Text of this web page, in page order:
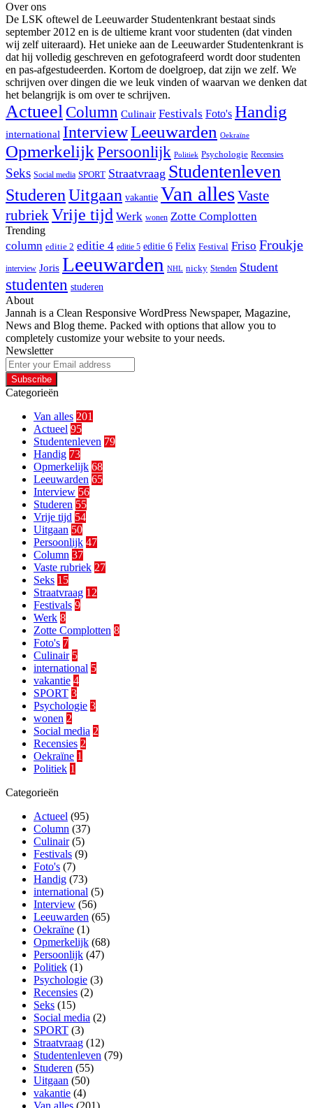
Over ons
De LSK oftewel de Leeuwarder Studentenkrant bestaat sinds
september 2012 en is de ultieme krant voor studenten (dat vinden
wij zelf uiteraard). Het unieke aan de Leeuwarder Studentenkrant is
dat hij volledig geschreven en gefotografeerd wordt door studenten
en pas-afgestudeerden. Kortom de doelgroep, dat zijn we zelf. We
schrijven over dingen die we leuk vinden of waarvan we denken dat
het belangrijk is om over te schrijven.
Actueel Column Culinair Festivals Foto's Handig
international InterviewLeeuwarden Oekraïne
OpmerkelijkPersoonlijk Politiek Psychologie Recensies
Seks Social media SPORT Straatvraag Studentenleven
StuderenUitgaan vakantie Van allesVaste
rubriekVrije tijd Werk wonen Zotte Complotten
Trending
column editie 2 editie 4 editie 5 editie 6 Felix Festival Friso Froukje
interview Joris Leeuwarden NHL nicky Stenden Student
studenten studeren
About
Jannah is a Clean Responsive WordPress Newspaper, Magazine,
News and Blog theme. Packed with options that allow you to
completely customize your website to your needs.
Newsletter
Enter
your
Email
address
Categorieën
Van alles 201
Actueel 95
Studentenleven 79
Handig 73
Opmerkelijk 68
Leeuwarden 65
Interview 56
Studeren 55
Vrije tijd 54
Uitgaan 50
Persoonlijk 47
Column 37
Vaste rubriek 27
Seks 15
Straatvraag 12
Festivals 9
Werk 8
Zotte Complotten 8
Foto's 7
Culinair 5
international 5
vakantie 4
SPORT 3
Psychologie 3
wonen 2
Social media 2
Recensies 2
Oekraïne 1
Politiek 1
Categorieën
Actueel (95)
Column (37)
Culinair(5)
Festivals (9)
Foto's (7)
Handig (73)
international (5)
Interview (56)
Leeuwarden (65)
Oekraïne (1)
Opmerkelijk (68)
Persoonlijk (47)
Politiek (1)
Psychologie (3)
Recensies (2)
Seks (15)
Social media (2)
SPORT (3)
Straatvraag (12)
Studentenleven (79)
Studeren (55)
Uitgaan (50)
vakantie (4)